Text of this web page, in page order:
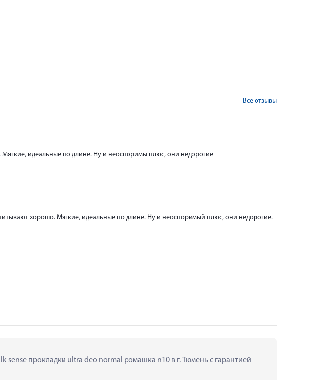
Все отзывы
идеальные по длине. Ну и неоспоримы плюс, они недорогие
хорошо. Мягкие, идеальные по длине. Ну и неоспоримый плюс, они недорогие.
sense прокладки ultra deo normal ромашка n10 в г. Тюмень с гарантией